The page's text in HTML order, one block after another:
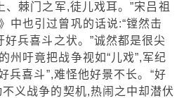
、棘门之军,徒儿戏耳。”宋吕祖
中也引过曾巩的话说:“镗然击
兵喜斗之状。”诚然都是很尖
州吁竟把战争视如“儿戏”,军纪
兵喜斗”,难怪他好景不长。“好
义战争的契机,热闹之中却潜伏